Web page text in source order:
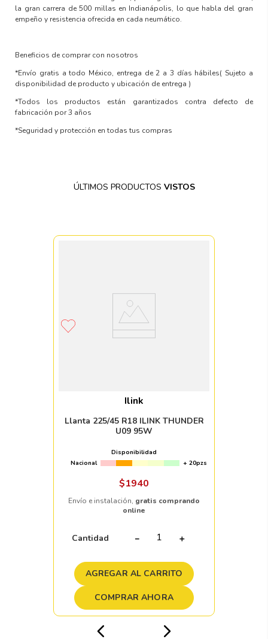
la gran carrera de 500 millas en Indianápolis, lo que habla del gran
empeño y resistencia ofrecida en cada neumático.
Beneficios de comprar con nosotros
*Envío gratis a todo México, entrega de 2 a 3 días hábiles( Sujeto a
disponibilidad de producto y ubicación de entrega )
*Todos los productos están garantizados contra defecto de
fabricación por 3 años
*Seguridad y protección en todas tus compras
ÚLTIMOS PRODUCTOS VISTOS
Ilink
Llanta 225/45 R18 ILINK THUNDER
U09 95W
Disponibilidad
Nacional
+ 20pzs
$1940
Envío e instalación, gratis comprando
online
Cantidad ＋
－
AGREGAR AL CARRITO
COMPRAR AHORA